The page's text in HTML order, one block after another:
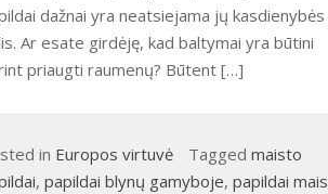
dažnai yra neatsiejama jų kasdienybės
Ar esate girdėję, kad baltymai yra būtini
priaugti raumenų? Būtent […]
in Europos virtuvė Tagged maisto
, papildai blynų gamyboje, papildai